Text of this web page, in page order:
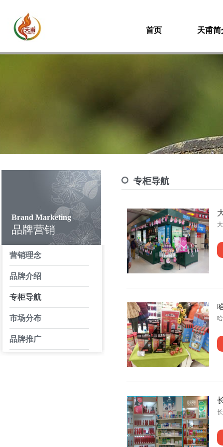
首页 天甫简
Brand Marketing
品牌营销
营销理念
品牌介绍
专柜导航
市场分布
品牌推广
专柜导航